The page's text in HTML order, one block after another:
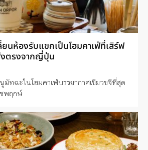
นห้องรับแขกเป็นโฮมคาเฟ่ที่เสิร์ฟ
ตรงจากญี่ปุ่น
ทฉะในโฮมคาเฟ่บรรยากาศเขียวขจีที่สุด
พฤกษ์